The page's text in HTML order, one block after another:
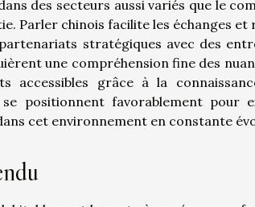
des secteurs aussi variés que le
Parler chinois facilite les échanges
stratégiques avec des
une compréhension fine des
accessibles grâce à la
positionnent favorablement pour
cet environnement en constante